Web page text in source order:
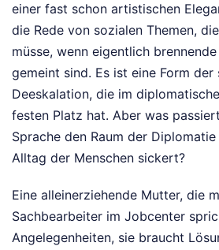
einer fast schon artistischen
die Rede von sozialen Themen,
müsse, wenn eigentlich
gemeint sind. Es ist eine Form der
Deeskalation, die im
festen Platz hat. Aber was
Sprache den Raum der
Alltag der Menschen sickert?
Eine alleinerziehende Mutter, die
Sachbearbeiter im Jobcenter
Angelegenheiten, sie braucht